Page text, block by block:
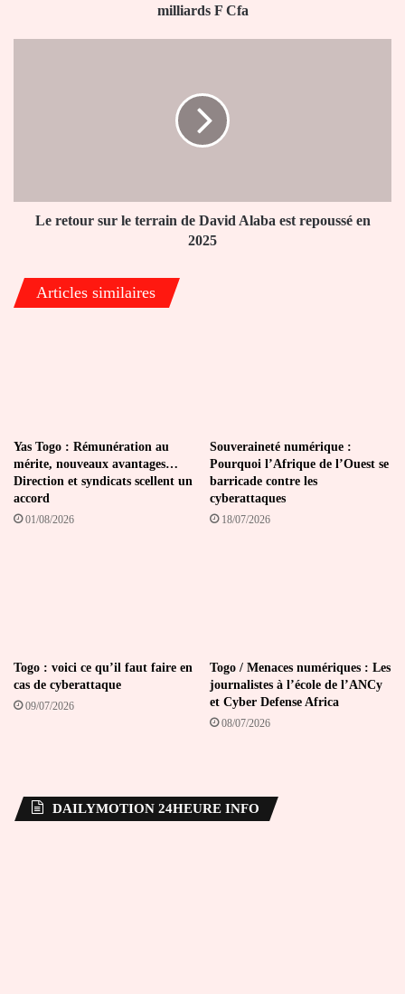
milliards F Cfa
est
repousséLe retour sur le terrain de David Alaba est repoussé en
2025
Articles similaires
Yas Togo : Rémunération au
mérite, nouveaux avantages…
Direction et syndicats scellent un
accord
01/08/2026
Souveraineté numérique :
Pourquoi l’Afrique de l’Ouest se
barricade contre les
cyberattaques
18/07/2026
Togo : voici ce qu’il faut faire en
cas de cyberattaque
09/07/2026
Togo / Menaces numériques : Les
journalistes à l’école de l’ANCy
et Cyber Defense Africa
08/07/2026
DAILYMOTION 24HEURE INFO